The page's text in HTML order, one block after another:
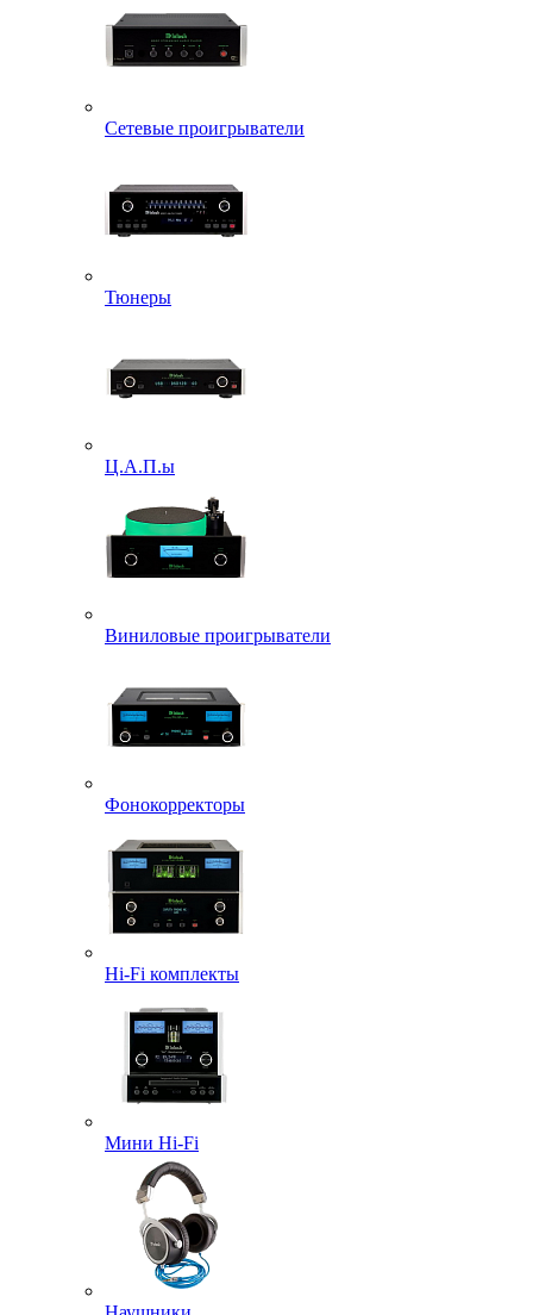
Сетевые проигрыватели
Тюнеры
Ц.А.П.ы
Виниловые проигрыватели
Фонокорректоры
Hi-Fi комплекты
Мини Hi-Fi